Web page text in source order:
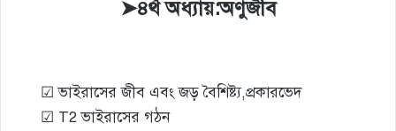
➤৪র্থ অধ্যায়:অণুজীব
☑ ভাইরাসের জীব এবং জড় বৈশিষ্ট্য,প্রকারভেদ
☑ T2 ভাইরাসের গঠন